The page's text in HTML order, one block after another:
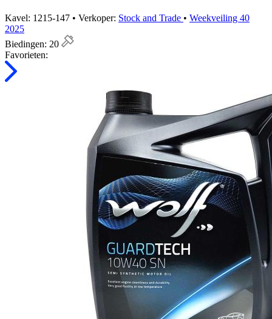
Kavel: 1215-147 • Verkoper: Stock and Trade • Weekveiling 40
2025
Biedingen: 20
Favorieten: